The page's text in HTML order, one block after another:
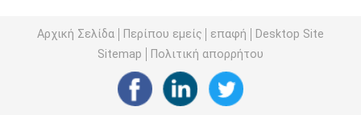
Αρχική Σελίδα Περίπου εμείς επαφή
Desktop Site
Sitemap
Πολιτική απορρήτου